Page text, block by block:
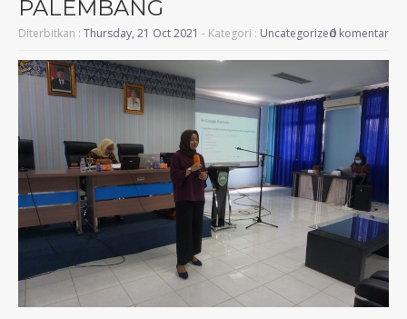
PALEMBANG
Diterbitkan : Thursday, 21 Oct 2021 - Kategori : Uncategorized0 komentar